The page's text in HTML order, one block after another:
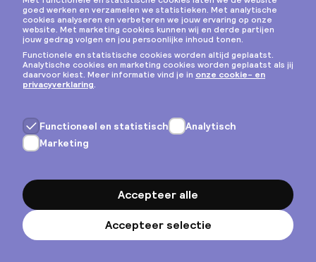
Privacy & cookies
Algemene voorwaarden